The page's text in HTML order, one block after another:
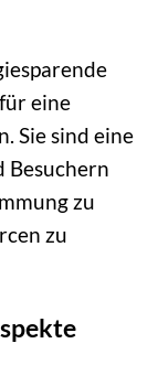
eine
Sie sind eine
zu
zu